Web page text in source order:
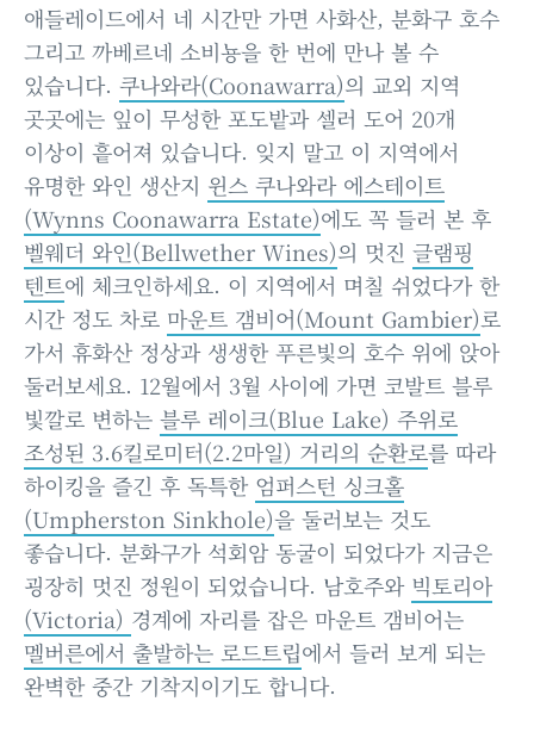
애들레이드에서 네 시간만 가면 사화산, 분화구 호수
그리고 까베르네 소비뇽을 한 번에 만나 볼 수
있습니다. 쿠나와라(Coonawarra)의 교외 지역
곳곳에는 잎이 무성한 포도밭과 셀러 도어 20개
이상이 흩어져 있습니다. 잊지 말고 이 지역에서
유명한 와인 생산지 윈스 쿠나와라 에스테이트
(Wynns Coonawarra Estate)에도 꼭 들러 본 후
벨웨더 와인(Bellwether Wines)의 멋진 글램핑
텐트에 체크인하세요. 이 지역에서 며칠 쉬었다가 한
시간 정도 차로 마운트 갬비어(Mount Gambier)로
가서 휴화산 정상과 생생한 푸른빛의 호수 위에 앉아
둘러보세요. 12월에서 3월 사이에 가면 코발트 블루
빛깔로 변하는 블루 레이크(Blue Lake) 주위로
조성된 3.6킬로미터(2.2마일) 거리의 순환로를 따라
하이킹을 즐긴 후 독특한 엄퍼스턴 싱크홀
(Umpherston Sinkhole)을 둘러보는 것도
좋습니다. 분화구가 석회암 동굴이 되었다가 지금은
굉장히 멋진 정원이 되었습니다. 남호주와 빅토리아
(Victoria) 경계에 자리를 잡은 마운트 갬비어는
멜버른에서 출발하는 로드트립에서 들러 보게 되는
완벽한 중간 기착지이기도 합니다.